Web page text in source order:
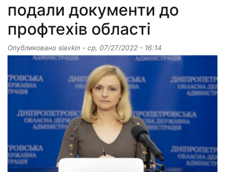
подали документи до
профтехів області
Опубликовано slavkin - ср, 07/27/2022 - 16:14